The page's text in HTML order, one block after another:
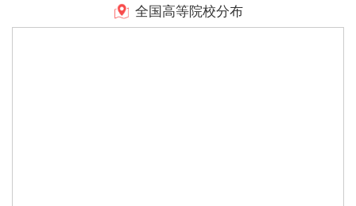
全国高等院校分布